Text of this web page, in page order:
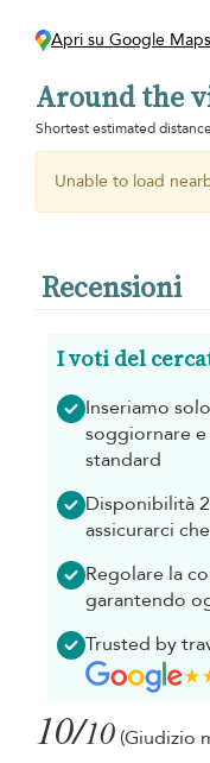
Apri su Google Maps
Around the
Shortest estimated
Unable to load
Recensioni
I voti del
Inseriamo
soggiornare
standard
Disponibilità
assicurarci
Regolare la
garantendo
Trusted by
10/10 (Giudizio